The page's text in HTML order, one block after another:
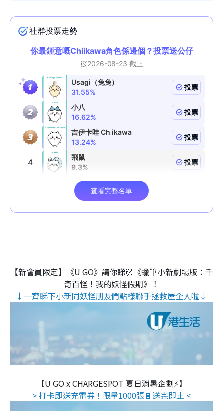
【新會員限定】《U GO》請你睇👹《蠟筆小新劇場版：千
奇百怪！我的妖怪假期》！
↓一齊睇下小新同妖怪朋友們點樣聯手拯救屋企人啦↓
【U GO x CHARGESPOT 夏日消暑企劃⚡】
> 打卡即送充電券！限量1000張🔋送完即止 <